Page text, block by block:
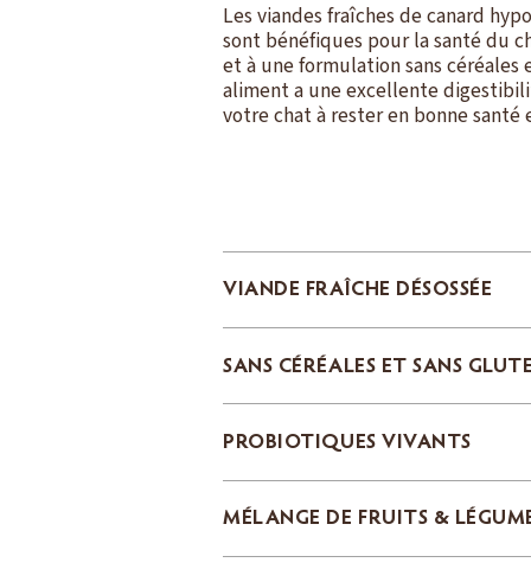
Les viandes fraîches de canard
sont bénéfiques pour la santé du
et à une formulation sans
aliment a une excellente
votre chat à rester en bonne santé
VIANDE FRAÎCHE DÉSOSSÉE
SANS CÉRÉALES ET SANS
PROBIOTIQUES VIVANTS
MÉLANGE DE FRUITS &